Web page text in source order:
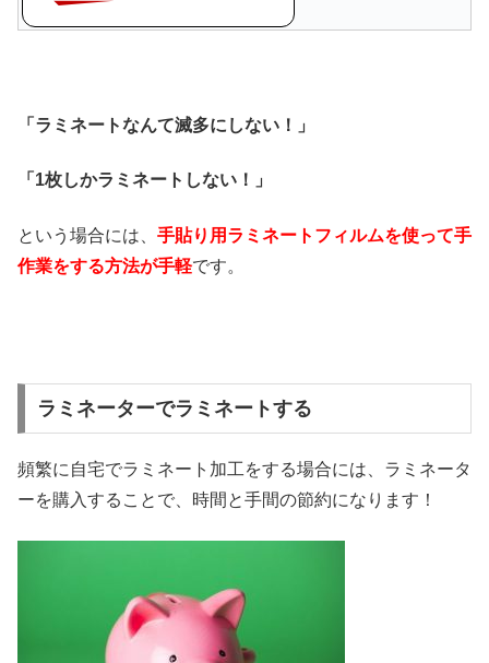
「ラミネートなんて滅多にしない！」
「1枚しかラミネートしない！」
という場合には、 手貼り用ラミネートフィルムを使って手
作業をする方法が手軽です。
ラミネーターでラミネートする
頻繁に自宅でラミネート加工をする場合には、ラミネータ
ーを購入することで、時間と手間の節約になります！